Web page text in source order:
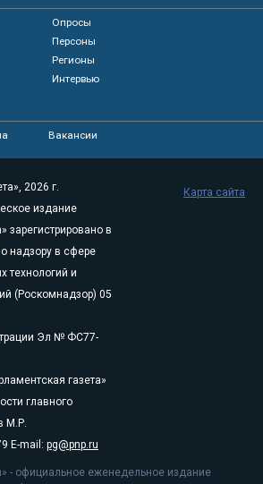
Опросы
Персоны
Регионы
Интервью
Вакансии
2026 г.
издание
зарегистрировано в
надзору в сфере
технологий и
(Роскомнадзор) 05
Эл № ФС77-
газета»
главного
М.Р.
E-mail: pg@pnp.ru
- официальное еженедельное издание
Карта сайта